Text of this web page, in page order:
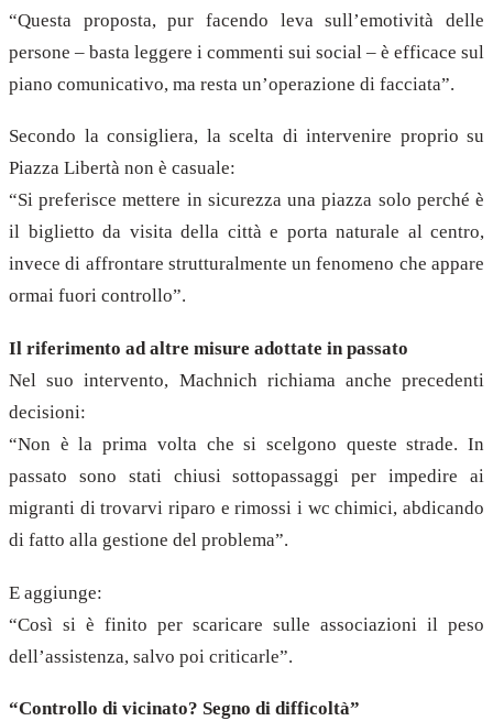
“Questa proposta, pur facendo leva sull’emotività delle
persone – basta leggere i commenti sui social – è efficace sul
piano comunicativo, ma resta un’operazione di facciata”.
Secondo la consigliera, la scelta di intervenire proprio su
Piazza Libertà non è casuale:
“Si preferisce mettere in sicurezza una piazza solo perché è
il biglietto da visita della città e porta naturale al centro,
invece di affrontare strutturalmente un fenomeno che appare
ormai fuori controllo”.
Il riferimento ad altre misure adottate in passato
Nel suo intervento, Machnich richiama anche precedenti
decisioni:
“Non è la prima volta che si scelgono queste strade. In
passato sono stati chiusi sottopassaggi per impedire ai
migranti di trovarvi riparo e rimossi i wc chimici, abdicando
di fatto alla gestione del problema”.
E aggiunge:
“Così si è finito per scaricare sulle associazioni il peso
dell’assistenza, salvo poi criticarle”.
“Controllo di vicinato? Segno di difficoltà”